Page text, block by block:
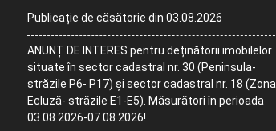
Publicație de căsătorie din 03.08.2026
ANUNȚ DE INTERES pentru deținătorii imobilelor
situate în sector cadastral nr. 30 (Peninsula-
străzile P6- P17) și sector cadastral nr. 18 (Zona
Ecluză- străzile E1-E5). Măsurători în perioada
03.08.2026-07.08.2026!